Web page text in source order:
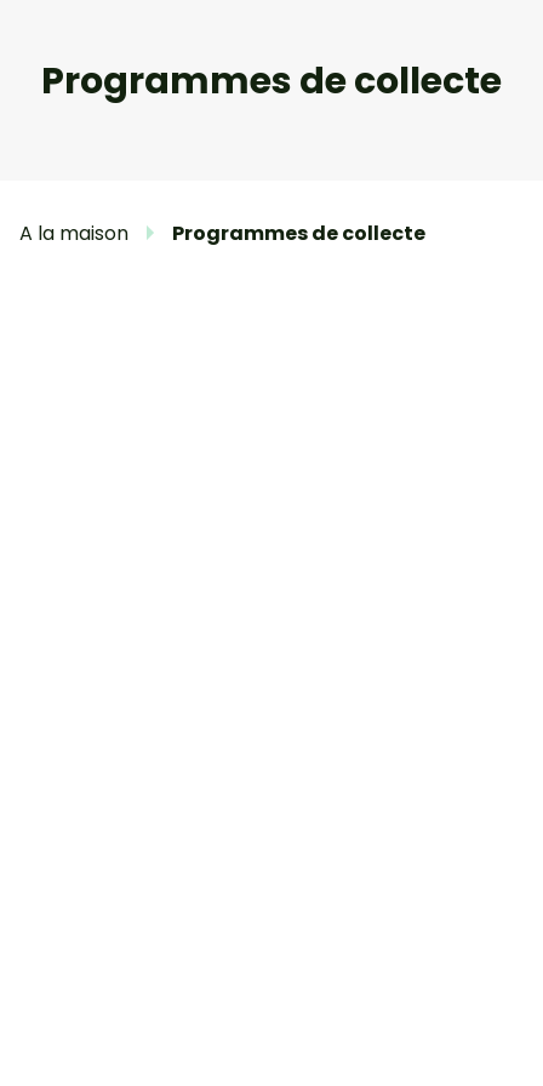
Programmes de collecte
A la maison Programmes de collecte